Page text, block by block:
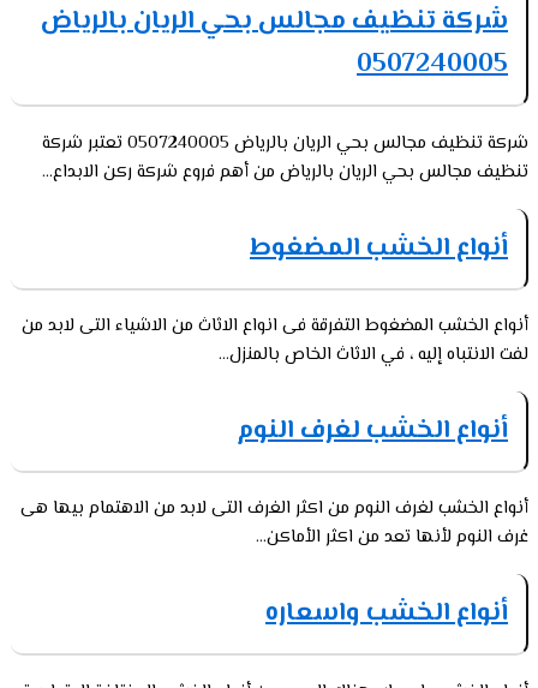
شركة تنظيف مجالس بحي الريان بالرياض
0507240005
شركة تنظيف مجالس بحي الريان بالرياض 0507240005 تعتبر شركة
تنظيف مجالس بحي الريان بالرياض من أهم فروع شركة ركن الابداع...
أنواع الخشب المضغوط
أنواع الخشب المضغوط التفرقة فى انواع الاثاث من الاشياء التى لابد من
لفت الانتباه إليه ، في الاثاث الخاص بالمنزل...
أنواع الخشب لغرف النوم
أنواع الخشب لغرف النوم من اكثر الغرف التى لابد من الاهتمام بيها هى
غرف النوم لأنها تعد من اكثر الأماكن...
أنواع الخشب واسعاره